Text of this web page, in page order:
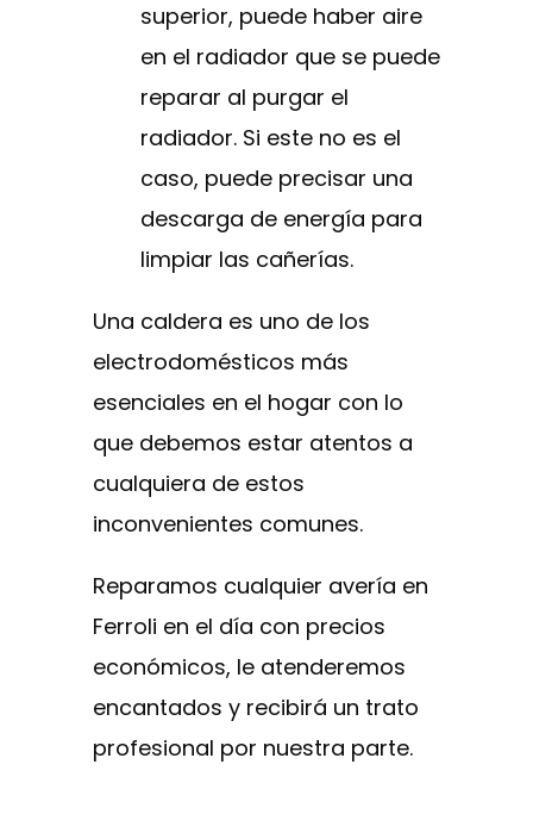
superior, puede haber aire
en el radiador que se puede
reparar al purgar el
radiador. Si este no es el
caso, puede precisar una
descarga de energía para
limpiar las cañerías.
Una caldera es uno de los
electrodomésticos más
esenciales en el hogar con lo
que debemos estar atentos a
cualquiera de estos
inconvenientes comunes.
Reparamos cualquier avería en
Ferroli en el día con precios
económicos, le atenderemos
encantados y recibirá un trato
profesional por nuestra parte.